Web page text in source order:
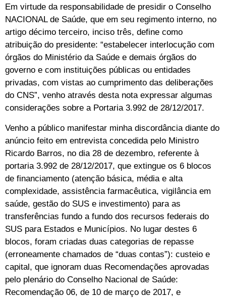
Em virtude da responsabilidade de presidir o Conselho
NACIONAL de Saúde, que em seu regimento interno, no
artigo décimo terceiro, inciso três, define como
atribuição do presidente: “estabelecer interlocução com
órgãos do Ministério da Saúde e demais órgãos do
governo e com instituições públicas ou entidades
privadas, com vistas ao cumprimento das deliberações
do CNS”, venho através desta nota expressar algumas
considerações sobre a Portaria 3.992 de 28/12/2017.
Venho a público manifestar minha discordância diante do
anúncio feito em entrevista concedida pelo Ministro
Ricardo Barros, no dia 28 de dezembro, referente à
portaria 3.992 de 28/12/2017, que extingue os 6 blocos
de financiamento (atenção básica, média e alta
complexidade, assistência farmacêutica, vigilância em
saúde, gestão do SUS e investimento) para as
transferências fundo a fundo dos recursos federais do
SUS para Estados e Municípios. No lugar destes 6
blocos, foram criadas duas categorias de repasse
(erroneamente chamados de “duas contas”): custeio e
capital, que ignoram duas Recomendações aprovadas
pelo plenário do Conselho Nacional de Saúde:
Recomendação 06, de 10 de março de 2017, e